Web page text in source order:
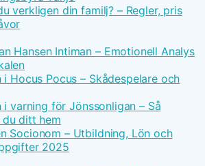
verkligen din familj? – Regler, pris
Hansen Intiman – Emotionell Analys
i Hocus Pocus – Skådespelare och
i varning för Jönssonligan – Så
ditt hem
Socionom – Utbildning, Lön och
2025